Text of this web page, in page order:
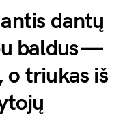
dantų
baldus —
o triukas iš